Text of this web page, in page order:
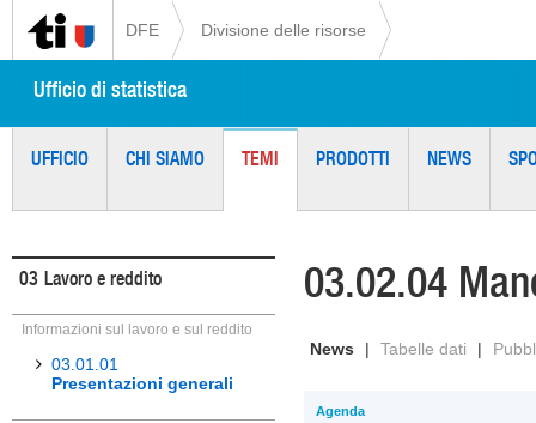
DFE Divisione delle risorse
Ufficio di statistica
UFFICIO CHI SIAMO TEMI PRODOTTI NEWS
03 Lavoro e reddito
Informazioni sul lavoro e sul reddito
03.01.01
Presentazioni generali
03.02.04
News | Tabelle dati |
Agenda